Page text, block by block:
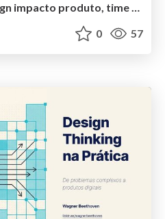
Como decisões de design impacto produto, time e negócio
0 57